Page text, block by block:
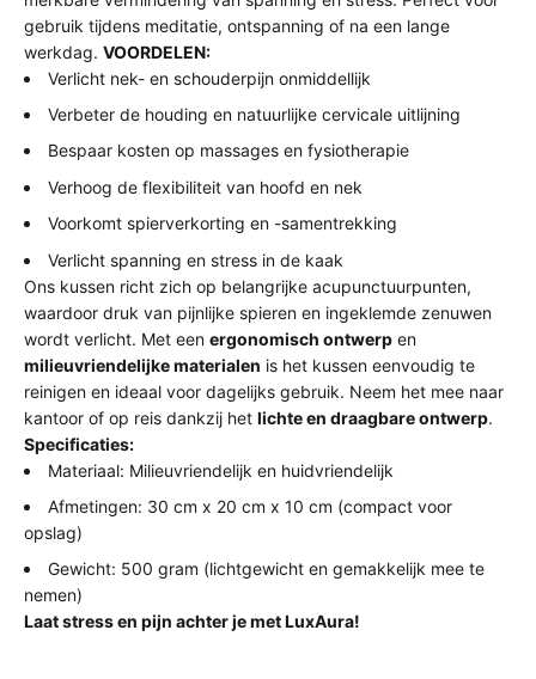
gebruik tijdens meditatie, ontspanning of na een lange
werkdag. VOORDELEN:
Verlicht nek- en schouderpijn onmiddellijk
Verbeter de houding en natuurlijke cervicale uitlijning
Bespaar kosten op massages en fysiotherapie
Verhoog de flexibiliteit van hoofd en nek
Voorkomt spierverkorting en -samentrekking
Verlicht spanning en stress in de kaak
Ons kussen richt zich op belangrijke acupunctuurpunten,
waardoor druk van pijnlijke spieren en ingeklemde zenuwen
wordt verlicht. Met een ergonomisch ontwerp en
milieuvriendelijke materialen is het kussen eenvoudig te
reinigen en ideaal voor dagelijks gebruik. Neem het mee naar
kantoor of op reis dankzij het lichte en draagbare ontwerp.
Specificaties:
Materiaal: Milieuvriendelijk en huidvriendelijk
Afmetingen: 30 cm x 20 cm x 10 cm (compact voor
opslag)
Gewicht: 500 gram (lichtgewicht en gemakkelijk mee te
nemen)
Laat stress en pijn achter je met LuxAura!